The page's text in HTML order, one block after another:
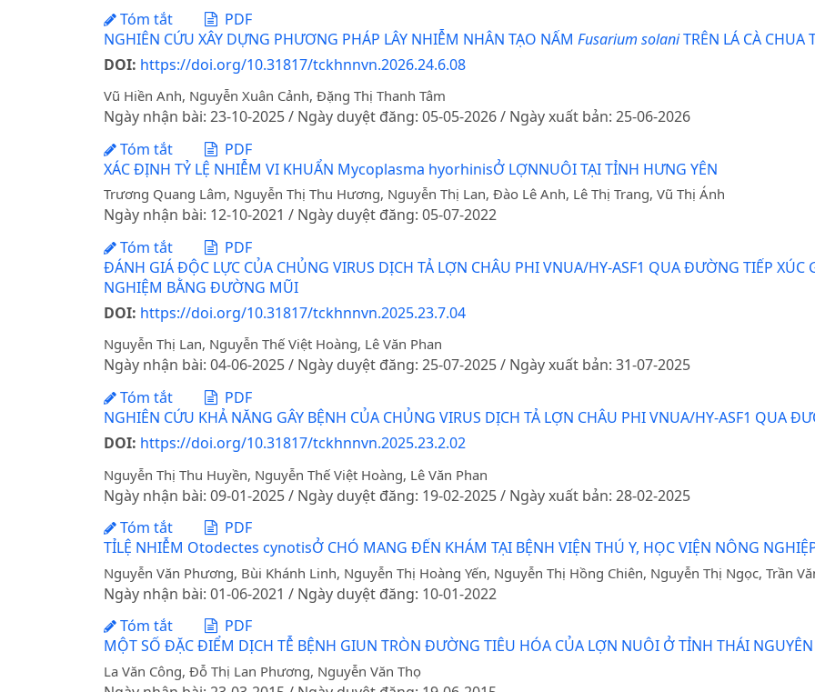
Tóm tắt
PDF
NGHIÊN CỨU XÂY DỰNG PHƯƠNG PHÁP LÂY NHIỄM NHÂN TẠO NẤM Fusarium solaniTRÊN LÁ CÀ CHUA
DOI: https://doi.org/10.31817/tckhnnvn.2026.24.6.08
Vũ Hiền Anh, Nguyễn Xuân Cảnh, Đặng Thị Thanh Tâm
Ngày nhận bài: 23-10-2025 / Ngày duyệt đăng: 05-05-2026 / Ngày xuất bản: 25-06-2026
Tóm tắt
PDF
XÁC ĐỊNH TỶ LỆ NHIỄM VI KHUẨN Mycoplasma hyorhinisỞ LỢNNUÔI TẠI TỈNH HƯNG YÊN
Trương Quang Lâm, Nguyễn Thị Thu Hương, Nguyễn Thị Lan, Đào Lê Anh, Lê Thị Trang, Vũ Thị Ánh
Ngày nhận bài: 12-10-2021 / Ngày duyệt đăng: 05-07-2022
Tóm tắt
PDF
ĐÁNH GIÁ ĐỘC LỰC CỦA CHỦNG VIRUS DỊCH TẢ LỢN CHÂU PHI VNUA/HY-ASF1 QUA ĐƯỜNG TIẾP XÚC
NGHIỆM BẰNG ĐƯỜNG MŨI
DOI: https://doi.org/10.31817/tckhnnvn.2025.23.7.04
Nguyễn Thị Lan, Nguyễn Thế Việt Hoàng, Lê Văn Phan
Ngày nhận bài: 04-06-2025 / Ngày duyệt đăng: 25-07-2025 / Ngày xuất bản: 31-07-2025
Tóm tắt
PDF
NGHIÊN CỨU KHẢ NĂNG GÂY BỆNH CỦA CHỦNG VIRUS DỊCH TẢ LỢN CHÂU PHI VNUA/HY-ASF1 QUA
DOI: https://doi.org/10.31817/tckhnnvn.2025.23.2.02
Nguyễn Thị Thu Huyền, Nguyễn Thế Việt Hoàng, Lê Văn Phan
Ngày nhận bài: 09-01-2025 / Ngày duyệt đăng: 19-02-2025 / Ngày xuất bản: 28-02-2025
Tóm tắt
PDF
TỈLỆ NHIỄM Otodectes cynotisỞ CHÓ MANG ĐẾN KHÁM TẠI BỆNH VIỆN THÚ Y, HỌC VIỆN NÔNG
Nguyễn Văn Phương, Bùi Khánh Linh, Nguyễn Thị Hoàng Yến, Nguyễn Thị Hồng Chiên, Nguyễn Thị Ngọc, Trần
Ngày nhận bài: 01-06-2021 / Ngày duyệt đăng: 10-01-2022
Tóm tắt
PDF
MỘT SỐ ĐẶC ĐIỂM DỊCH TỄ BỆNH GIUN TRÒN ĐƯỜNG TIÊU HÓA CỦA LỢN NUÔI Ở TỈNH THÁI NGUYÊN
La Văn Công, Đỗ Thị Lan Phương, Nguyễn Văn Thọ